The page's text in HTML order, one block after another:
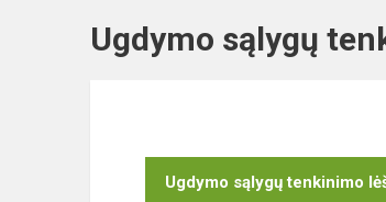
Ugdymo sąlygų
Ugdymo sąlygų tenkinimo